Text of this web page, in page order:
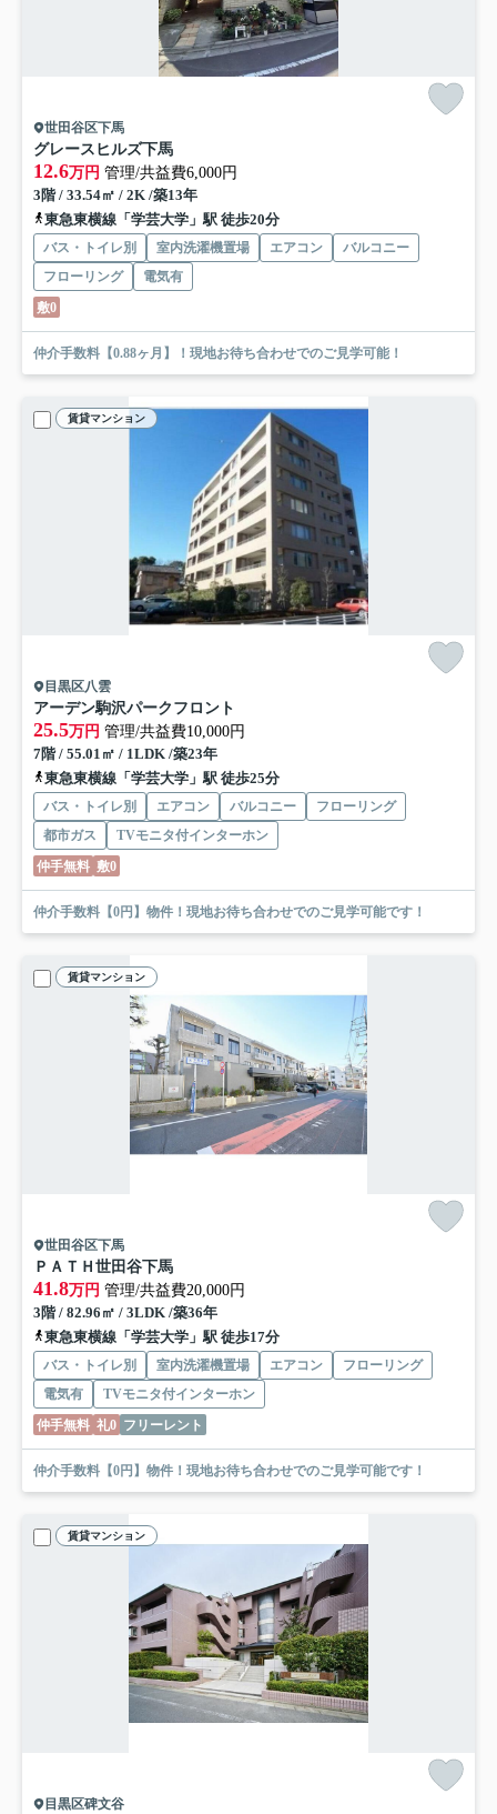
世田谷区下馬
グレースヒルズ下馬
12.6万円 管理/共益費6,000円
3階 / 33.54㎡ / 2K /築13年
東急東横線「学芸大学」駅 徒歩20分
バス・トイレ別 室内洗濯機置場 エアコン
バルコニー
フローリング
電気有
敷0
仲介手数料【0.88ヶ月】！現地お待ち合わせでのご見学可能！
賃貸マンション
目黒区八雲
アーデン駒沢パークフロント
25.5万円 管理/共益費10,000円
7階 / 55.01㎡ / 1LDK /築23年
東急東横線「学芸大学」駅 徒歩25分
バス・トイレ別 エアコン バルコニー
フローリング
都市ガス
TVモニタ付インターホン
仲手無料 敷0
仲介手数料【0円】物件！現地お待ち合わせでのご見学可能です！
賃貸マンション
世田谷区下馬
ＰＡＴＨ世田谷下馬
41.8万円 管理/共益費20,000円
3階 / 82.96㎡ / 3LDK /築36年
東急東横線「学芸大学」駅 徒歩17分
バス・トイレ別 室内洗濯機置場 エアコン
フローリング
電気有
TVモニタ付インターホン
仲手無料 礼0 フリーレント
仲介手数料【0円】物件！現地お待ち合わせでのご見学可能です！
賃貸マンション
目黒区碑文谷